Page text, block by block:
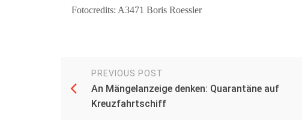
Fotocredits: A3471 Boris Roessler
PREVIOUS POST
An Mängelanzeige denken: Quarantäne auf
Kreuzfahrtschiff